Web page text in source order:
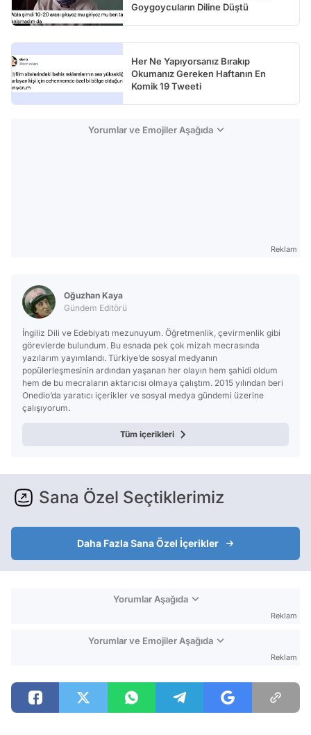
Goygoycuların Diline Düştü
Her Ne Yapıyorsanız Bırakıp
Okumanız Gereken Haftanın En
Komik 19 Tweeti
Yorumlar ve Emojiler Aşağıda
Reklam
Oğuzhan Kaya
Gündem Editörü
İngiliz Dili ve Edebiyatı mezunuyum. Öğretmenlik, çevirmenlik gibi
görevlerde bulundum. Bu esnada pek çok mizah mecrasında
yazılarım yayımlandı. Türkiye’de sosyal medyanın
popülerleşmesinin ardından yaşanan her olayın hem şahidi oldum
hem de bu mecraların aktarıcısı olmaya çalıştım. 2015 yılından beri
Onedio’da yaratıcı içerikler ve sosyal medya gündemi üzerine
çalışıyorum.
Tüm içerikleri
Sana Özel Seçtiklerimiz
Daha Fazla Sana Özel İçerikler
Yorumlar Aşağıda
Reklam
Yorumlar ve Emojiler Aşağıda
Reklam